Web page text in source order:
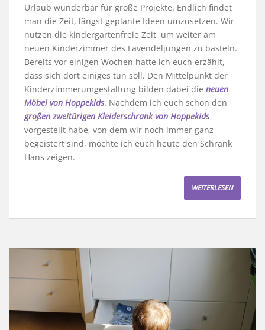
Urlaub wunderbar für große Projekte. Endlich findet
man die Zeit, längst geplante Ideen umzusetzen. Wir
nutzen die kindergartenfreie Zeit, um weiter am
neuen Kinderzimmer des Lavendeljungen zu basteln.
Bereits vor einigen Wochen hatte ich euch erzählt,
dass sich dort einiges tun soll. Den Mittelpunkt der
Kinderzimmerumgestaltung bilden dabei die neuen
Möbel von Hoppekids. Nachdem ich euch schon den
großen zweitürigen Kleiderschrank von Hoppekids
vorgestellt habe, von dem wir noch immer ganz
begeistert sind, möchte ich euch heute den Schrank
Hans zeigen.
WEITERLESEN